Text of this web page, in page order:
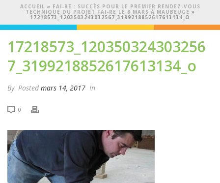
ACCUEIL » FAI-RE : SUCCÈS POUR LE PREMIER RENDEZ-VOUS
TECHNIQUE DU PROJET FAI-RE LE 8 MARS À MAUBEUGE »
17218573_1203503243032567_3199218852617613134_O
17218573_120350324303256
7_3199218852617613134_o
By Posted mars 14, 2017 In
0